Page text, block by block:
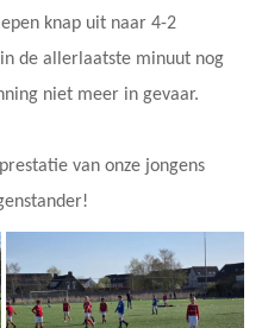
knap uit naar 4-2
de allerlaatste minuut nog
niet meer in gevaar.
van onze jongens